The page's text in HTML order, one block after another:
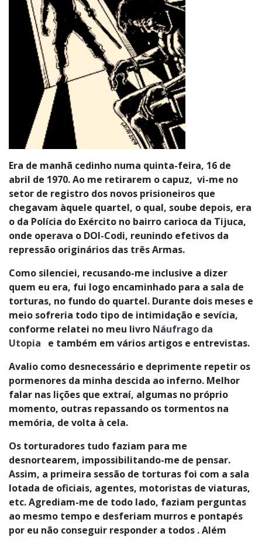
Era de manhã cedinho numa quinta-feira, 16 de
abril de 1970. Ao me retirarem o capuz, vi-me no
setor de registro dos novos prisioneiros que
chegavam àquele quartel, o qual, soube depois, era
o da Polícia do Exército no bairro carioca da Tijuca,
onde operava o DOI-Codi, reunindo efetivos da
repressão originários das três Armas.
Como silenciei, recusando-me inclusive a dizer
quem eu era, fui logo encaminhado para a sala de
torturas, no fundo do quartel. Durante dois meses e
meio sofreria todo tipo de intimidação e sevícia,
conforme relatei no meu livro Náufrago da
Utopia e também em vários artigos e entrevistas.
Avalio como desnecessário e deprimente repetir os
pormenores da minha descida ao inferno. Melhor
falar nas lições que extraí, algumas no próprio
momento, outras repassando os tormentos na
memória, de volta à cela.
Os torturadores tudo faziam para me
desnortearem, impossibilitando-me de pensar.
Assim, a primeira sessão de torturas foi com a sala
lotada de oficiais, agentes, motoristas de viaturas,
etc. Agrediam-me de todo lado, faziam perguntas
ao mesmo tempo e desferiam murros e pontapés
por eu não conseguir responder a todos . Além